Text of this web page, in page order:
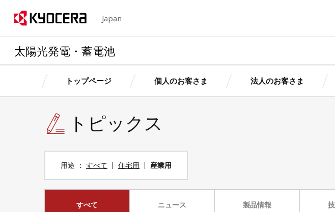
Japan
太陽光発電・蓄電池
トップページ 個人のお客さま
個人のお客さま
個人のお客さまトップへ
法人のお客さま
法人のお客さま
法人のお客さまトップへ
初期投資ゼロで導入でき
京セラの想い・特長
京セラの想い・特長トップへ
個人のお客さま
卒FITを迎えるお客さまへ
産業用自家発電サポートサービ
ス
ョン
トピックス
用途 すべて 住宅用 産業用
すべて ニュース 製品情報